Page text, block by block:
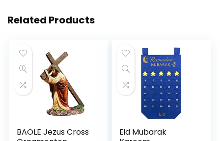
Related Products
BAOLE Jezus Cross
Eid Mubarak